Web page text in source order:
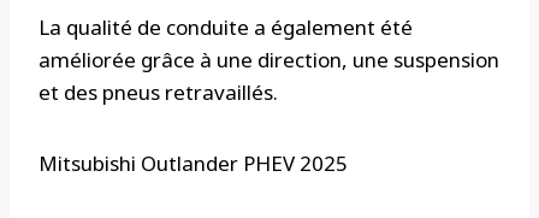
La qualité de conduite a également été
améliorée grâce à une direction, une suspension
et des pneus retravaillés.
Mitsubishi Outlander PHEV 2025